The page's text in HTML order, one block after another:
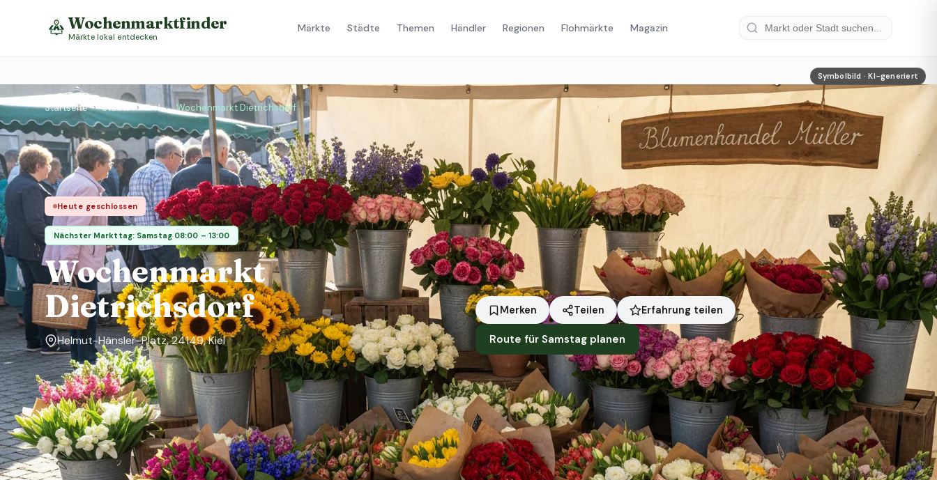
Wochenmarktfinder
Märkte lokal entdecken
Märkte Städte Themen Händler Regionen Flohmärkte Magazin
Symbolbild · KI-generiert
Startseite › Städte › Kiel › Wochenmarkt Dietrichsdorf
Heute geschlossen
Nächster Markttag: Samstag 08:00 – 13:00
Wochenmarkt
Dietrichsdorf
Helmut-Hänsler-Platz, 24149, Kiel
Merken Teilen Erfahrung teilen
Route für Samstag planen
Symbolbild · KI-generiert